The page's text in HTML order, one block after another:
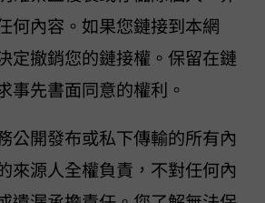
何內容。如果您鏈接到本網
決定撤銷您的鏈接權。 VideoHunter 保留在鏈
事先書面同意的權利。
公開發布或私下傳輸的所有內
人全權負責，VideoHunter 不對任何內